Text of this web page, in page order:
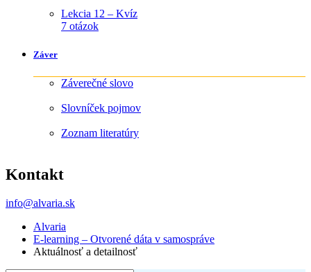
Lekcia 12 – Kvíz
7 otázok
Záver
Záverečné slovo
Slovníček pojmov
Zoznam literatúry
Kontakt
info@alvaria.sk
Alvaria
E-learning – Otvorené dáta v samospráve
Aktuálnosť a detailnosť